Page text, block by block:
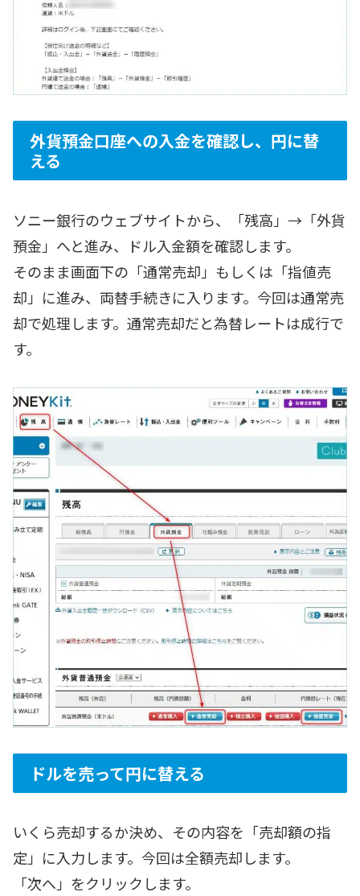
外貨預金口座への入金を確認し、円に替
える
ソニー銀行のウェブサイトから、「残高」→「外貨
預金」へと進み、ドル入金額を確認します。
そのまま画面下の「通常売却」もしくは「指値売
却」に進み、両替手続きに入ります。今回は通常売
却で処理します。通常売却だと為替レートは成行で
す。
ドルを売って円に替える
いくら売却するか決め、その内容を「売却額の指
定」に入力します。今回は全額売却します。
「次へ」をクリックします。